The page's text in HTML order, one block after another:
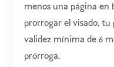
menos una página en
prorrogar el visado,
validez mínima de 6
prórroga.